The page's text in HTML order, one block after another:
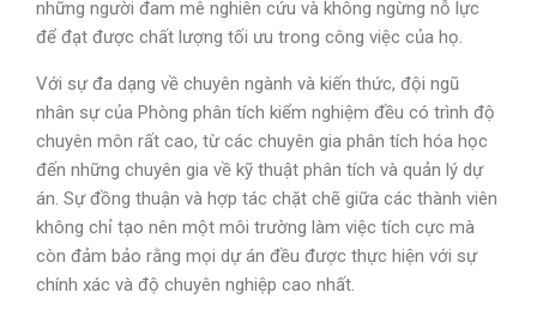
những người đam mê nghiên cứu và không ngừng nỗ lực
để đạt được chất lượng tối ưu trong công việc của họ.
Với sự đa dạng về chuyên ngành và kiến thức, đội ngũ
nhân sự của Phòng phân tích kiểm nghiệm đều có trình độ
chuyên môn rất cao, từ các chuyên gia phân tích hóa học
đến những chuyên gia về kỹ thuật phân tích và quản lý dự
án. Sự đồng thuận và hợp tác chặt chẽ giữa các thành viên
không chỉ tạo nên một môi trường làm việc tích cực mà
còn đảm bảo rằng mọi dự án đều được thực hiện với sự
chính xác và độ chuyên nghiệp cao nhất.